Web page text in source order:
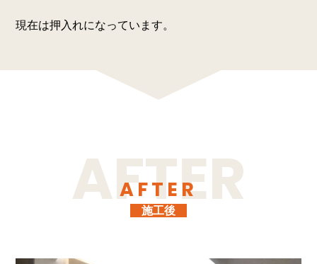
現在は押入れになっています。
AFTER
施工後